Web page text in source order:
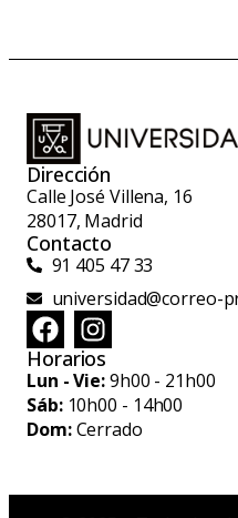
Dirección
Calle José Villena, 16
28017, Madrid
Contacto
91 405 47 33
universidad@correo-
Horarios
Lun - Vie:9h00 - 21h00
Sáb:10h00 - 14h00
Dom:Cerrado